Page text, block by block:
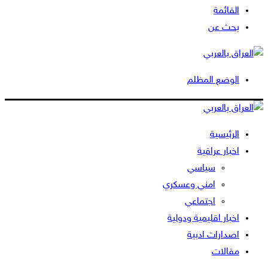
القائمة
بحث عن
الوضع المظلم
الرئيسية
اخبار عراقية
سياسي
امني وعسكري
اجتماعي
اخبار اقليمية ودولية
اصدارات ادبية
مقالات